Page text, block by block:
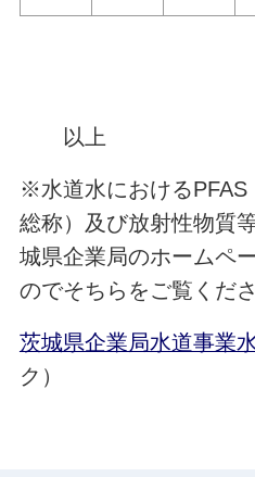
以上
※水道水におけるPFAS
総称）及び放射性物質
城県企業局のホームペ
のでそちらをご覧くださ
茨城県企業局水道事業
ク）